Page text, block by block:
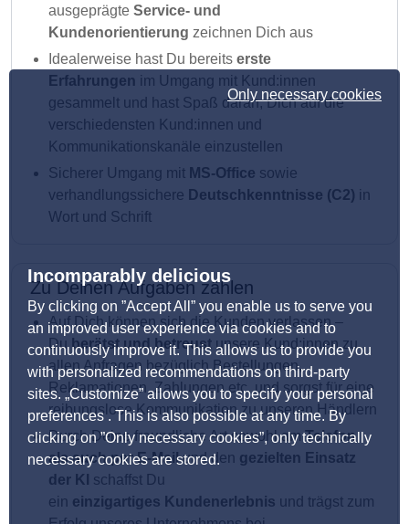
Only necessary cookies
Incomparably delicious
By clicking on ”Accept All” you enable us to serve you
an improved user experience via cookies and to
continuously improve it. This allows us to provide you
with personalized recommendations on third-party
sites. „Customize” allows you to specify your personal
preferences . This is also possible at any time. By
clicking on ”Only necessary cookies”, only technically
necessary cookies are stored.
ausgeprägte Service- und
Kundenorientierung zeichnen Dich aus
Idealerweise hast Du bereits erste
Erfahrungen im Umgang mit Kund:innen
gesammelt und hast Spaß daran, Dich auf die
verschiedensten Kund:innen und
Kommunikationskanäle einzustellen
Sicherer Umgang mit MS-Office sowie
verhandlungssichere Deutschkenntnisse (C2) in
Wort und Schrift
Zu Deinen Aufgaben zählen
Auf Dich können sich die Kunden verlassen –
Duberätst und betreust unsere Kund:innen zu
allen Anfragen bezüglich Bestellungen,
Reklamationen, Zahlungen etc. und sorgst für eine
reibungslose Kommunikation zu unseren Händlern
Durch Deine freundliche Art sowohl amTelefon
als auch per E-Mailund den gezielten Einsatz
der KI schaffst Du
ein einzigartiges Kundenerlebnis und trägst zum